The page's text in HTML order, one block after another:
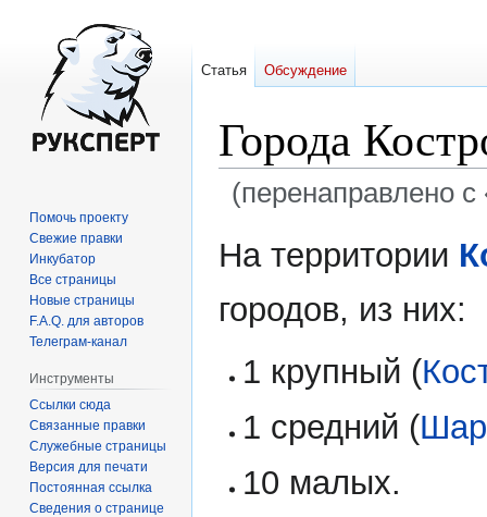
Города
(перенаправлено с
ккНа территории
городов, из них:
1 крупный (
1 средний (
10 малых.
Статья Обсуждение
Помочь проекту
Свежие правки
Инкубатор
Все страницы
Новые страницы
F.A.Q. для авторов
Телеграм-канал
Инструменты
Ссылки сюда
Связанные правки
Служебные страницы
Версия для печати
Постоянная ссылка
Сведения о странице